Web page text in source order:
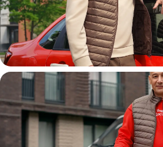
Автокурьер